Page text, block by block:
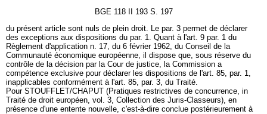
BGE 118 II 193 S. 197
du présent article sont nuls de plein droit. Le par. 3 permet de déclarer
des exceptions aux dispositions du par. 1. Quant à l'art. 9 par. 1 du
Règlement d'application n. 17, du 6 février 1962, du Conseil de la
Communauté économique européenne, il dispose que, sous réserve du
contrôle de la décision par la Cour de justice, la Commission a
compétence exclusive pour déclarer les dispositions de l'art. 85, par. 1,
inapplicables conformément à l'art. 85, par. 3, du Traité.
Pour STOUFFLET/CHAPUT (Pratiques restrictives de concurrence, in
Traité de droit européen, vol. 3, Collection des Juris-Classeurs), en
présence d'une entente nouvelle, c'est-à-dire conclue postérieurement à